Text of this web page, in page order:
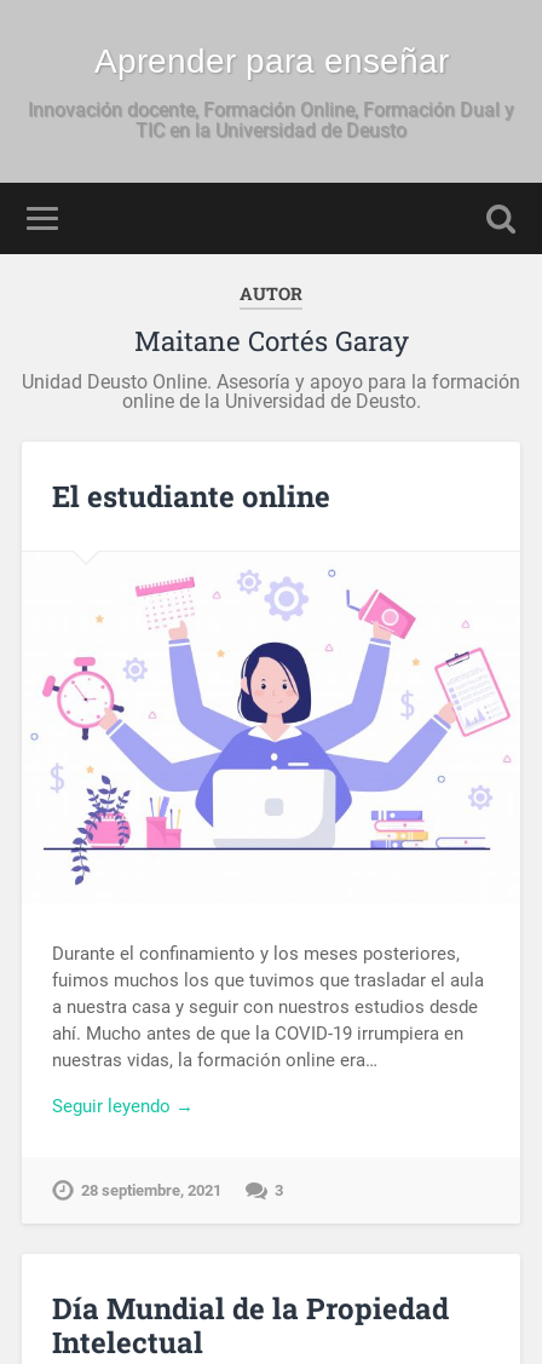
Aprender para enseñar
Innovación docente, Formación Online, Formación Dual y
TIC en la Universidad de Deusto
AUTOR
Maitane Cortés Garay
Unidad Deusto Online. Asesoría y apoyo para la formación
online de la Universidad de Deusto.
El estudiante online
Durante el confinamiento y los meses posteriores,
fuimos muchos los que tuvimos que trasladar el aula
a nuestra casa y seguir con nuestros estudios desde
ahí. Mucho antes de que la COVID-19 irrumpiera en
nuestras vidas, la formación online era…
Seguir leyendo →
28 septiembre, 2021 3
Día Mundial de la Propiedad
Intelectual